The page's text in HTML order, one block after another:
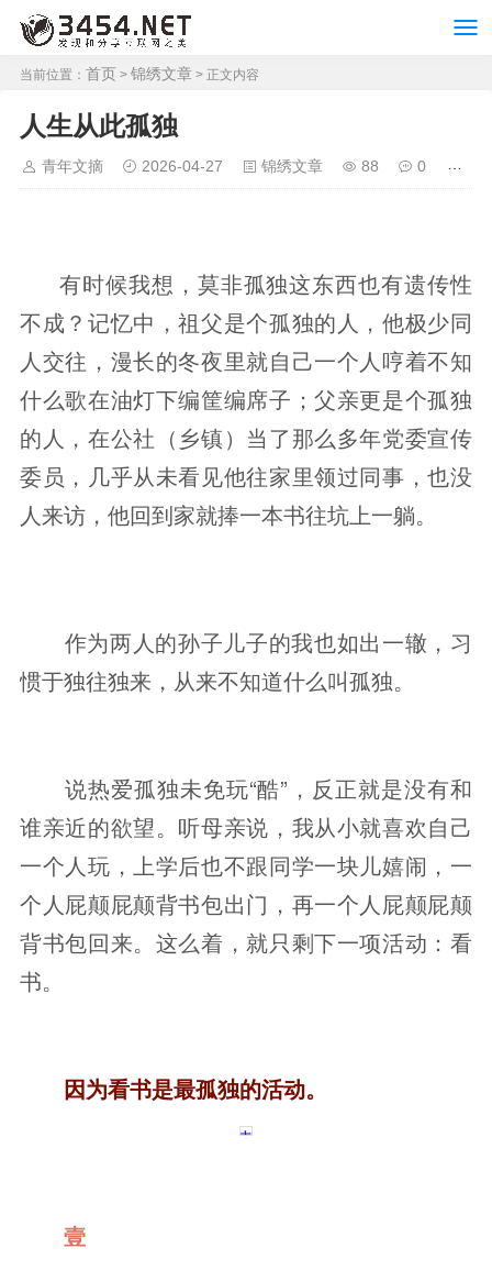
当前位置： 首页 > 锦绣文章 > 正文内容
人生从此孤独
青年文摘 2026-04-27 锦绣文章 88 0
有时候我想，莫非孤独这东西也有遗传性
不成？记忆中，祖父是个孤独的人，他极少同
人交往，漫长的冬夜里就自己一个人哼着不知
什么歌在油灯下编筐编席子；父亲更是个孤独
的人，在公社（乡镇）当了那么多年党委宣传
委员，几乎从未看见他往家里领过同事，也没
人来访，他回到家就捧一本书往坑上一躺。
作为两人的孙子儿子的我也如出一辙，习
惯于独往独来，从来不知道什么叫孤独。
说热爱孤独未免玩“酷”，反正就是没有和
谁亲近的欲望。听母亲说，我从小就喜欢自己
一个人玩，上学后也不跟同学一块儿嬉闹，一
个人屁颠屁颠背书包出门，再一个人屁颠屁颠
背书包回来。这么着，就只剩下一项活动：看
书。
因为看书是最孤独的活动。
壹